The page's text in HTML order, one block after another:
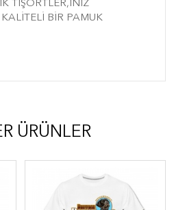
TİŞÖRTLER,İNİZ
BİR PAMUK
ÜRÜNLER